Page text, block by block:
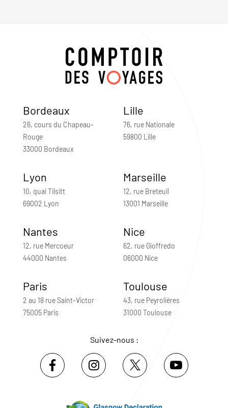
Bordeaux
26, cours du Chapeau-
Rouge
33000 Bordeaux
Lille
76, rue Nationale
59800 Lille
Lyon
10, quai Tilsitt
69002 Lyon
Marseille
12, rue Breteuil
13001 Marseille
Nantes
12, rue Mercoeur
44000 Nantes
Nice
62, rue Gioffredo
06000 Nice
Paris
2 au 18 rue Saint-Victor
75005 Paris
Toulouse
43, rue Peyrolières
31000 Toulouse
Suivez-nous :